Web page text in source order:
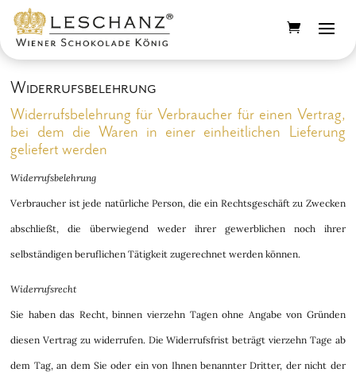
Widerrufsbelehrung
Widerrufsbelehrung für Verbraucher für einen Vertrag,
bei dem die Waren in einer einheitlichen Lieferung
geliefert werden
Widerrufsbelehrung
Verbraucher ist jede natürliche Person, die ein Rechtsgeschäft zu Zwecken
abschließt, die überwiegend weder ihrer gewerblichen noch ihrer
selbständigen beruflichen Tätigkeit zugerechnet werden können.
Widerrufsrecht
Sie haben das Recht, binnen vierzehn Tagen ohne Angabe von Gründen
diesen Vertrag zu widerrufen. Die Widerrufsfrist beträgt vierzehn Tage ab
dem Tag, an dem Sie oder ein von Ihnen benannter Dritter, der nicht der